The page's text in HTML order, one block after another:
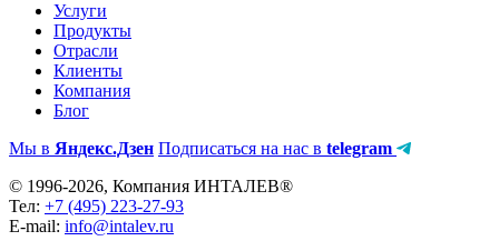
Услуги
Продукты
Отрасли
Клиенты
Компания
Блог
Мы в Яндекс.Дзен Подписаться на нас в telegram
© 1996-2026, Компания ИНТАЛЕВ®
Тел: +7 (495) 223-27-93
E-mail: info@intalev.ru